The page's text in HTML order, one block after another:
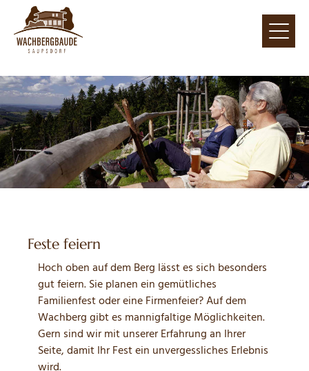
Feste feiern
Hoch oben auf dem Berg lässt es sich besonders
gut feiern. Sie planen ein gemütliches
Familienfest oder eine Firmenfeier? Auf dem
Wachberg gibt es mannigfaltige Möglichkeiten.
Gern sind wir mit unserer Erfahrung an Ihrer
Seite, damit Ihr Fest ein unvergessliches Erlebnis
wird.